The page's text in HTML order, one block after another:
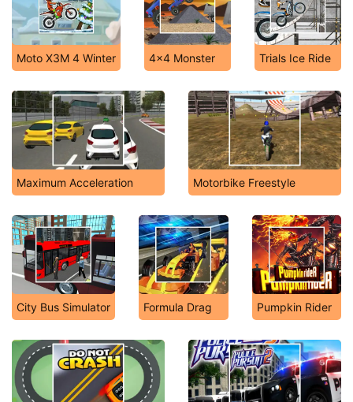
Moto X3M 4 Winter 4x4 Monster Trials Ice Ride
Maximum Acceleration Motorbike Freestyle
City Bus Simulator Formula Drag Pumpkin Rider